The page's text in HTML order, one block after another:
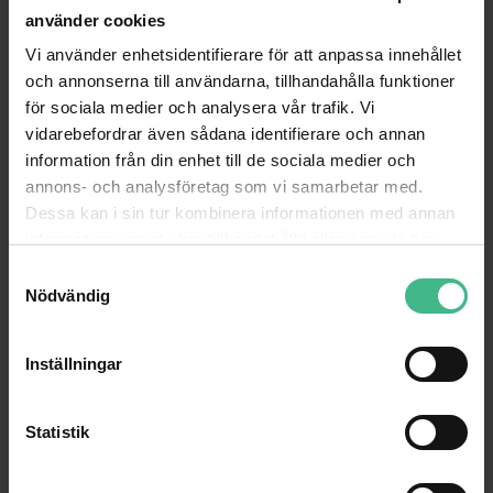
använder cookies
Vi använder enhetsidentifierare för att anpassa innehållet
och annonserna till användarna, tillhandahålla funktioner
för sociala medier och analysera vår trafik. Vi
vidarebefordrar även sådana identifierare och annan
information från din enhet till de sociala medier och
annons- och analysföretag som vi samarbetar med.
Dessa kan i sin tur kombinera informationen med annan
Nödvändig
Inställningar
Statistik
ANDRA TITTADE PÅ
Mobilt DJ bås basic DB1 SKY-180.055